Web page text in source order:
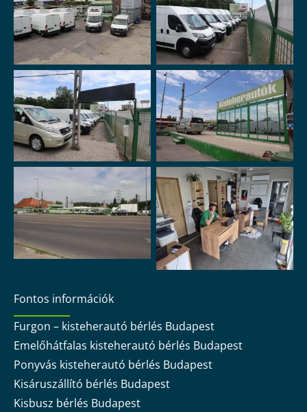
Fontos információk
Furgon – kisteherautó bérlés Budapest
Emelőhátfalas kisteherautó bérlés Budapest
Ponyvás kisteherautó bérlés Budapest
Kisáruszállító bérlés Budapest
Kisbusz bérlés Budapest